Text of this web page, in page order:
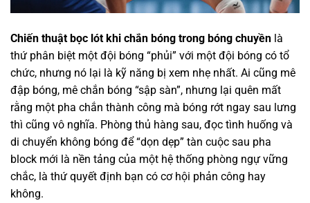
Chiến thuật bọc lót khi chắn bóng trong bóng chuyền là
thứ phân biệt một đội bóng “phủi” với một đội bóng có tổ
chức, nhưng nó lại là kỹ năng bị xem nhẹ nhất. Ai cũng mê
đập bóng, mê chắn bóng “sập sàn”, nhưng lại quên mất
rằng một pha chắn thành công mà bóng rớt ngay sau lưng
thì cũng vô nghĩa. Phòng thủ hàng sau, đọc tình huống và
di chuyển không bóng để “dọn dẹp” tàn cuộc sau pha
block mới là nền tảng của một hệ thống phòng ngự vững
chắc, là thứ quyết định bạn có cơ hội phản công hay
không.